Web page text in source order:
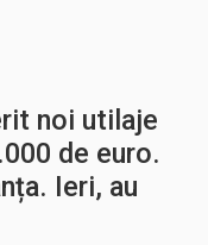
noi utilaje
de euro.
Ieri, au